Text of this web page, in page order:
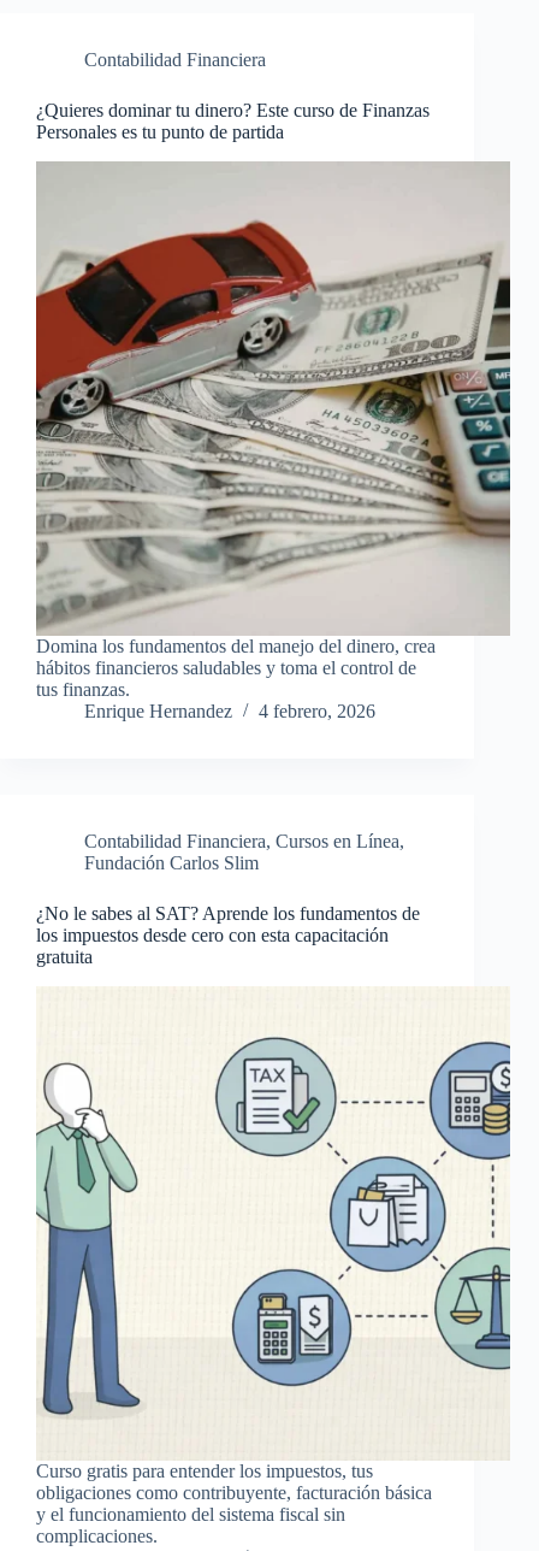
Contabilidad Financiera
¿Quieres dominar tu dinero? Este curso de Finanzas
Personales es tu punto de partida
Domina los fundamentos del manejo del dinero, crea
hábitos financieros saludables y toma el control de
tus finanzas.
Enrique Hernandez
4 febrero, 2026
Contabilidad Financiera, Cursos en Línea,
Fundación Carlos Slim
¿No le sabes al SAT? Aprende los fundamentos de
los impuestos desde cero con esta capacitación
gratuita
Curso gratis para entender los impuestos, tus
obligaciones como contribuyente, facturación básica
y el funcionamiento del sistema fiscal sin
complicaciones.